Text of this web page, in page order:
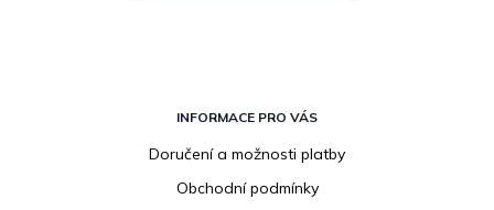
INFORMACE PRO VÁS
Doručení a možnosti platby
Obchodní podmínky